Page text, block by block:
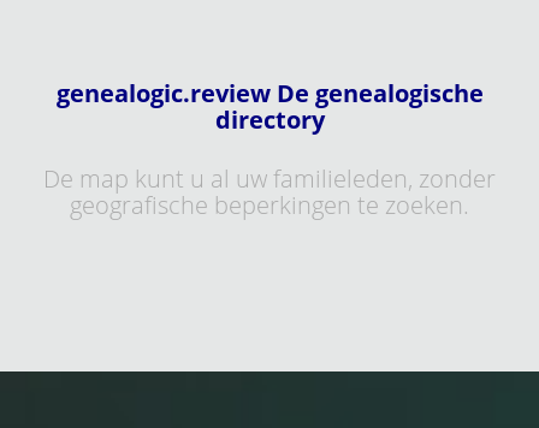
genealogic.review De genealogische
directory
De map kunt u al uw familieleden, zonder
geografische beperkingen te zoeken.